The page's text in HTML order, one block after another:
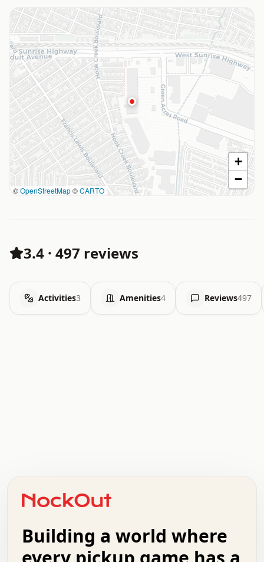
©OpenStreetMap©CARTO
+
−
3.4 · 497 reviews
Activities3 Amenities4 Reviews497
+   .   .   .   .   .   .   .   .   .   +   .   .
.   .   .   .   .   .   .   .   .   .   .   :   .
.   .   .   .   +   .   .   .   .   .   .   .   +
Building a world where